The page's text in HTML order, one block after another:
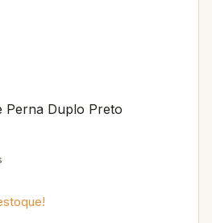
Perna Duplo Preto